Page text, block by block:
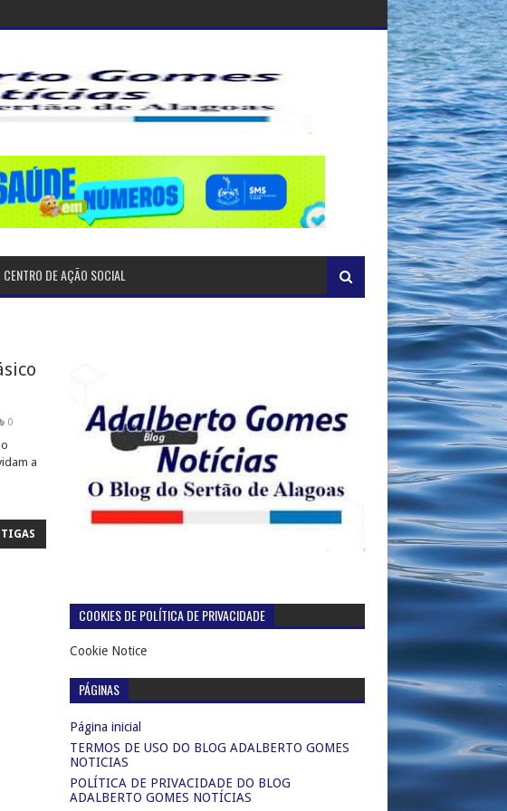
CENTRO DE AÇÃO SOCIAL
0
a
COOKIES DE POLÍTICA DE PRIVACIDADE
Cookie Notice
PÁGINAS
Página inicial
TERMOS DE USO DO BLOG ADALBERTO GOMES
NOTICIAS
POLÍTICA DE PRIVACIDADE DO BLOG
ADALBERTO GOMES NOTÍCIAS